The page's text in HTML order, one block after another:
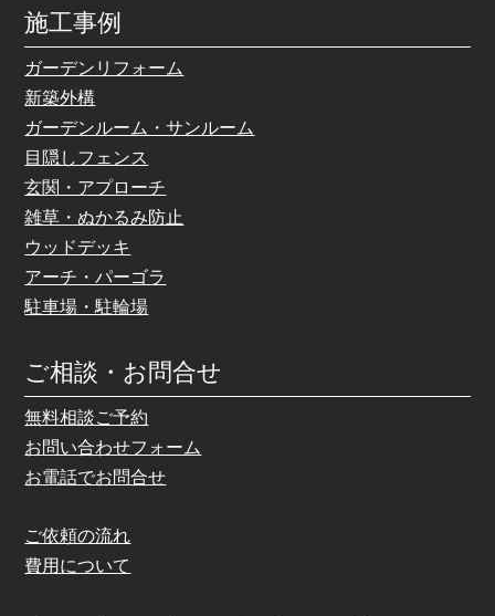
施工事例
ガーデンリフォーム
新築外構
ガーデンルーム・サンルーム
目隠しフェンス
玄関・アプローチ
雑草・ぬかるみ防止
ウッドデッキ
アーチ・パーゴラ
駐車場・駐輪場
ご相談・お問合せ
無料相談ご予約
お問い合わせフォーム
お電話でお問合せ
ご依頼の流れ
費用について